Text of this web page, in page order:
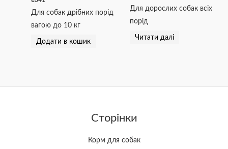
Для собак дрібних порід
вагою до 10 кг
Додати в кошик
Для дорослих собак всіх
порід
Читати далі
Сторінки
Корм для собак